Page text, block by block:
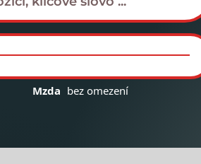
Mzda bez omezení